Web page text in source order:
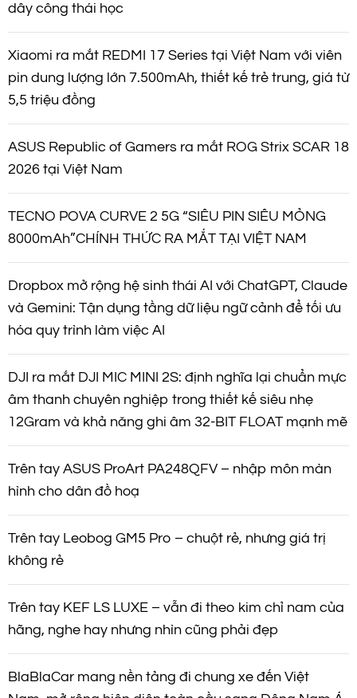
dây công thái học
Xiaomi ra mắt REDMI 17 Series tại Việt Nam với viên
pin dung lượng lớn 7.500mAh, thiết kế trẻ trung, giá từ
5,5 triệu đồng
ASUS Republic of Gamers ra mắt ROG Strix SCAR 18
2026 tại Việt Nam
TECNO POVA CURVE 2 5G “SIÊU PIN SIÊU MỎNG
8000mAh”CHÍNH THỨC RA MẮT TẠI VIỆT NAM
Dropbox mở rộng hệ sinh thái AI với ChatGPT, Claude
và Gemini: Tận dụng tầng dữ liệu ngữ cảnh để tối ưu
hóa quy trình làm việc AI
DJI ra mắt DJI MIC MINI 2S: định nghĩa lại chuẩn mực
âm thanh chuyên nghiệp trong thiết kế siêu nhẹ
12Gram và khả năng ghi âm 32-BIT FLOAT mạnh mẽ
Trên tay ASUS ProArt PA248QFV – nhập môn màn
hình cho dân đồ hoạ
Trên tay Leobog GM5 Pro – chuột rẻ, nhưng giá trị
không rẻ
Trên tay KEF LS LUXE – vẫn đi theo kim chỉ nam của
hãng, nghe hay nhưng nhìn cũng phải đẹp
BlaBlaCar mang nền tảng đi chung xe đến Việt